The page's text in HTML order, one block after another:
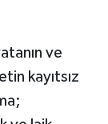
ve
kayıtsız